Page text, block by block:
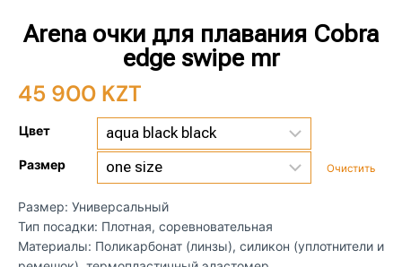
Arena очки для плавания Cobra
edge swipe mr
45 900 KZT
Цвет
Размер Очистить
Размер: Универсальный
Тип посадки: Плотная, соревновательная
Материалы: Поликарбонат (линзы), силикон (уплотнители и